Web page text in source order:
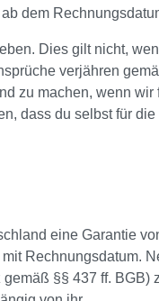
dem
Dies gilt nicht,
verjähren
zu machen, wenn wir
dass du selbst für
eine Garantie
Rechnungsdatum.
§§ 437 ff. BGB)